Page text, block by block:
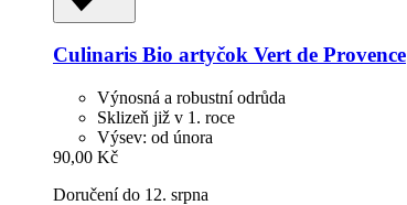
Culinaris Bio artyčok Vert de Provence
Výnosná a robustní odrůda
Sklizeň již v 1. roce
Výsev: od února
90,00 Kč
Doručení do 12. srpna